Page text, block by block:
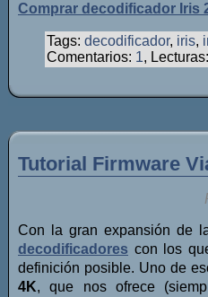
Comprar decodificador Iris
Tags: decodificador, iris,
Comentarios: 1,
Tutorial Firmware
Con la gran expansión de
decodificadores con los
definición posible. Uno de
4K, que nos ofrece